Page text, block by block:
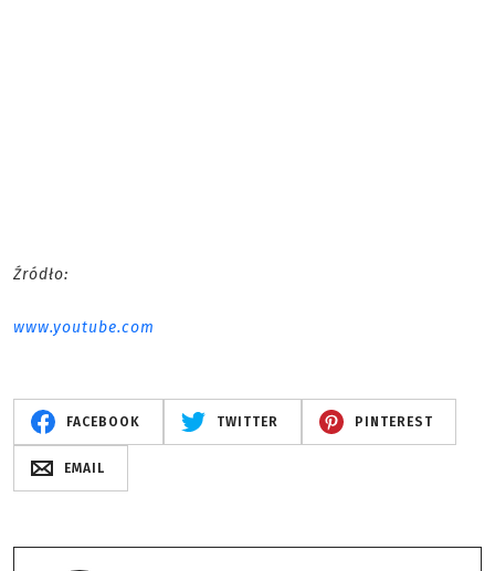
Źródło:
www.youtube.com
FACEBOOK TWITTER PINTEREST
EMAIL